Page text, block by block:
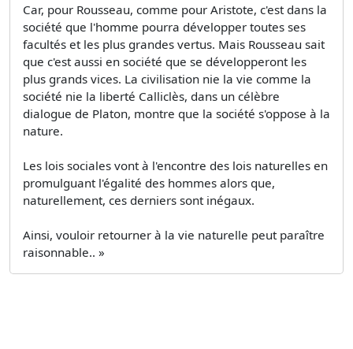
Car, pour Rousseau, comme pour Aristote, c'est dans la
société que l'homme pourra développer toutes ses
facultés et les plus grandes vertus. Mais Rousseau sait
que c'est aussi en société que se développeront les
plus grands vices. La civilisation nie la vie comme la
société nie la liberté Calliclès, dans un célèbre
dialogue de Platon, montre que la société s'oppose à la
nature.
Les lois sociales vont à l'encontre des lois naturelles en
promulguant l'égalité des hommes alors que,
naturellement, ces derniers sont inégaux.
Ainsi, vouloir retourner à la vie naturelle peut paraître
raisonnable.. »